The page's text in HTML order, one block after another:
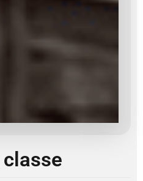
classe